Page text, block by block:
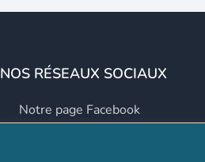
NOS RÉSEAUX SOCIAUX
Notre page Facebook